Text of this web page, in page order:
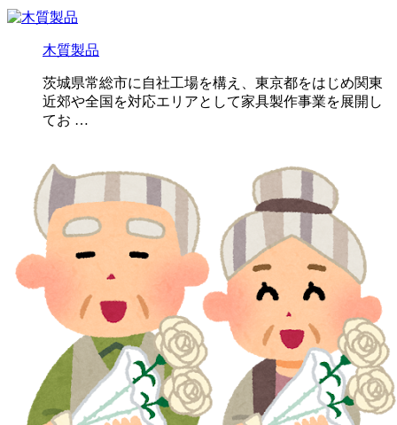
木質製品
茨城県常総市に自社工場を構え、東京都をはじめ関東
近郊や全国を対応エリアとして家具製作事業を展開し
てお …